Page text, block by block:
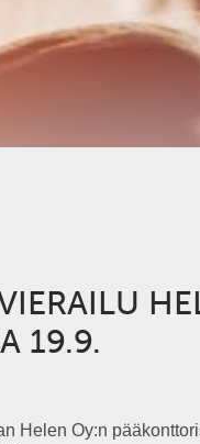
19.9.
Helen Oy:n